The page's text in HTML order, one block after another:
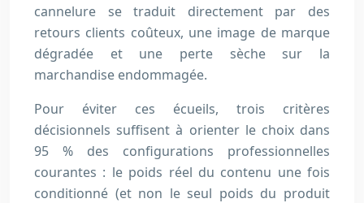
cannelure se traduit directement par des
retours clients coûteux, une image de marque
dégradée et une perte sèche sur la
marchandise endommagée.
Pour éviter ces écueils, trois critères
décisionnels suffisent à orienter le choix dans
95 % des configurations professionnelles
courantes : le poids réel du contenu une fois
conditionné (et non le seul poids du produit